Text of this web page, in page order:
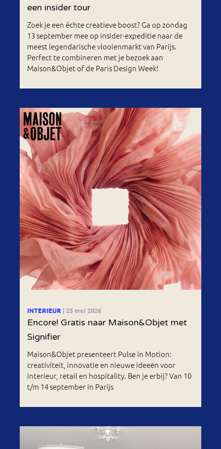
een insider tour
Zoek je een échte creatieve boost? Ga op zondag
13 september mee op insider-expeditie naar de
meest legendarische vlooienmarkt van Parijs.
Perfect te combineren met je bezoek aan
Maison&Objet of de Paris Design Week!
INTERIEUR | 25 mei 2026
Encore! Gratis naar Maison&Objet met
Signifier
Maison&Objet presenteert Pulse in Motion:
creativiteit, innovatie en nieuwe ideeën voor
interieur, retail en hospitality. Ben je erbij? Van 10
t/m 14 september in Parijs